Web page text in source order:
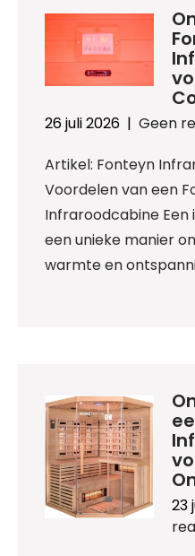
26 juli 2026 | Geen
Artikel: Fonteyn
Voordelen van een
Infraroodcabine
een unieke manier
warmte en
23